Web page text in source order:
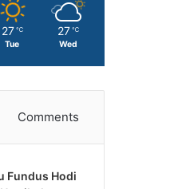
27 ℃
Tue
27 ℃
Wed
Comments
Fundus Hodi